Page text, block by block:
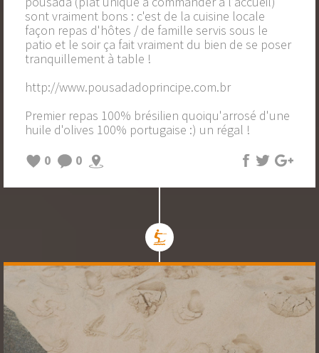
sont vraiment bons : c'est de la cuisine locale
façon repas d'hôtes / de famille servis sous le
patio et le soir ça fait vraiment du bien de se poser
tranquillement à table !
http://www.pousadadoprincipe.com.br
Premier repas 100% brésilien quoiqu'arrosé d'une
huile d'olives 100% portugaise :) un régal !
0
0